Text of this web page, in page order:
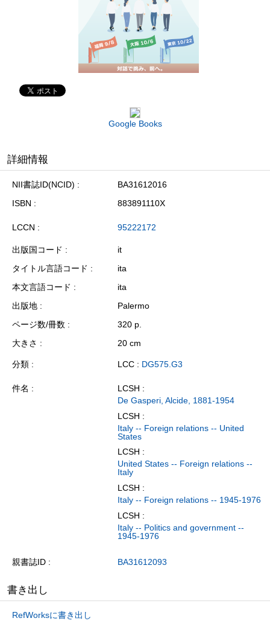
Google Books
詳細情報
NII書誌ID(NCID)
BA31612016
ISBN
883891110X
LCCN 95222172
出版国コード
it
タイトル言語コード
ita
本文言語コード
ita
出版地
Palermo
ページ数/冊数
320 p.
大きさ
20 cm
分類 LCC : DG575.G3
件名
LCSH :
De Gasperi, Alcide, 1881-1954
LCSH :
Italy -- Foreign relations -- United
States
LCSH :
United States -- Foreign relations --
Italy
LCSH :
Italy -- Foreign relations -- 1945-1976
LCSH :
Italy -- Politics and government --
1945-1976
親書誌ID BA31612093
書き出し
RefWorksに書き出し